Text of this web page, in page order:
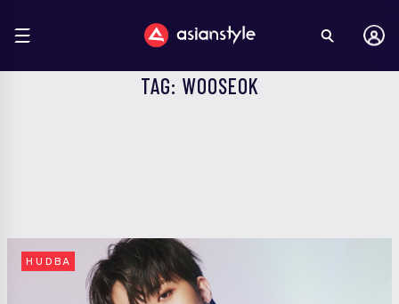
TAG: WOOSEOK
HUDBA